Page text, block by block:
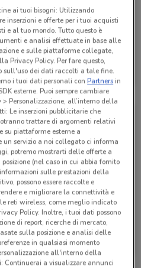
122 m
Alpitour
Scade il 31/10
ai tuoi bisogni: Utilizzando
inserzioni e offerte per i tuoi acquisti
e al tuo mondo. Tutto questo è
e analisi effettuate in base alle
e sulle piattaforme collegate,
Privacy Policy. Per fare questo,
sull'uso dei dati raccolti a tale fine.
i tuoi dati personali conPartnersin
esterne. Puoi sempre cambiare
Personalizzazione, all’interno della
Le inserzioni pubblicitarie che
trattare di argomenti relativi
piattaforme esterne a
un servizio a noi collegato ci informa
potremo mostrarti delle offerte a
(nel caso in cui abbia fornito
sulle prestazioni della
possono essere raccolte e
e migliorare la connettività e
reti wireless, come meglio indicato
Policy. Inoltre, i tuoi dati possono
di report, ricerche di mercato,
sulla posizione e analisi delle
in qualsiasi momento
all'interno della
Continuerai a visualizzare annunci